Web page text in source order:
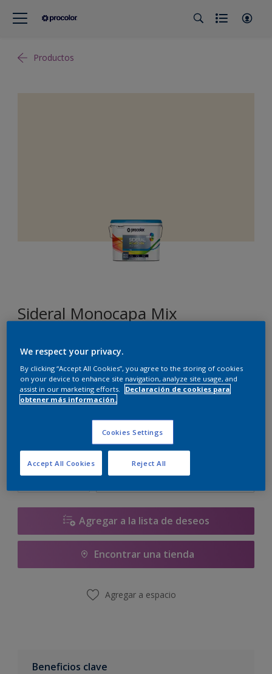
Productos
Sideral Monocapa Mix
F6.05.86
Cambiar de color
Tamaño
4 L
Cantidad Calculadora de pintura
Calcular
Agregar a la lista de deseos
Encontrar una tienda
Agregar a espacio
Beneficios clave
We respect your privacy.
By clicking “Accept All Cookies”, you agree to the storing of cookies
on your device to enhance site navigation, analyze site usage, and
assist in our marketing efforts.
Declaración de cookies para
obtener más información.
Cookies Settings
Reject All
Accept All Cookies